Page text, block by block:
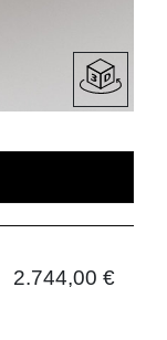
2.744,00 €